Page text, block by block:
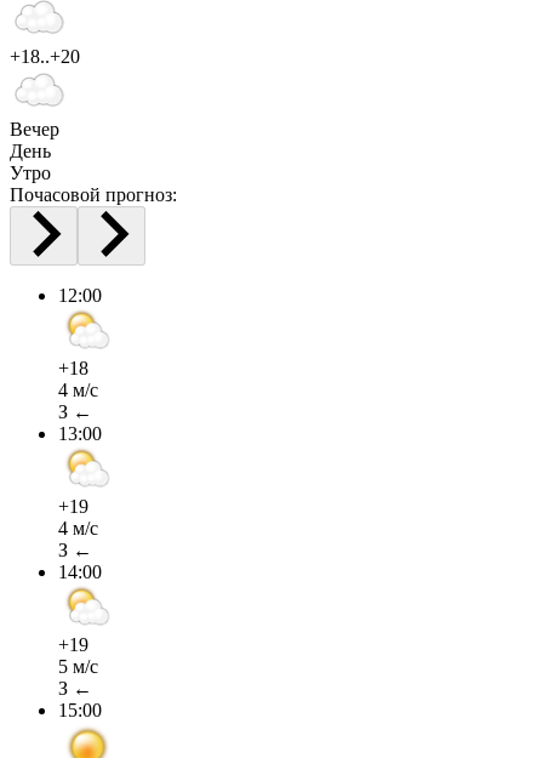
+18..+20
Вечер
День
Утро
Почасовой прогноз:
12:00
+18
4 м/с
З ←
13:00
+19
4 м/с
З ←
14:00
+19
5 м/с
З ←
15:00